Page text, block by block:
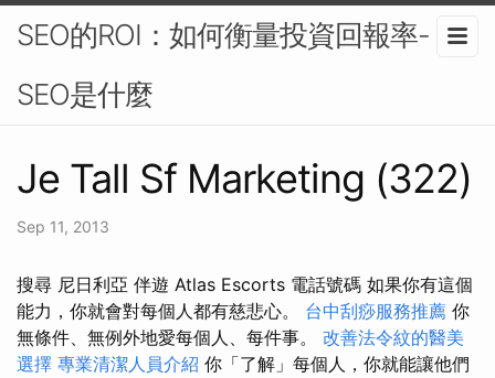
SEO的ROI：如何衡量投資回報率-
SEO是什麼
Je Tall Sf Marketing (322)
Sep 11, 2013
搜尋 尼日利亞 伴遊 Atlas Escorts 電話號碼 如果你有這個
能力，你就會對每個人都有慈悲心。 台中刮痧服務推薦 你
無條件、無例外地愛每個人、每件事。 改善法令紋的醫美
選擇 專業清潔人員介紹 你「了解」每個人，你就能讓他們